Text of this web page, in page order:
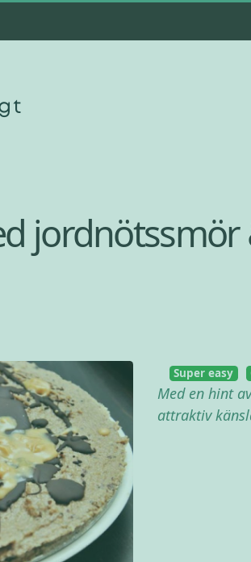
jordnötssmör
Super easy
Med en hint
attraktiv